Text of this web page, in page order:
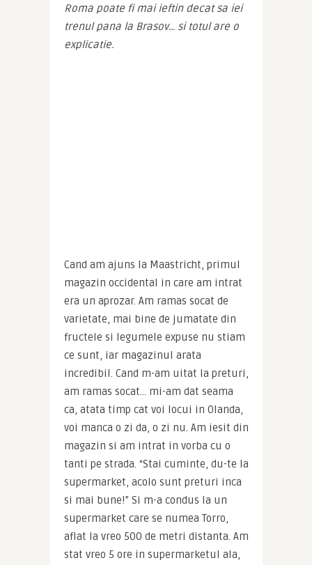
Roma poate fi mai ieftin decat sa iei
trenul pana la Brasov… si totul are o
explicatie.
Cand am ajuns la Maastricht, primul
magazin occidental in care am intrat
era un aprozar. Am ramas socat de
varietate, mai bine de jumatate din
fructele si legumele expuse nu stiam
ce sunt, iar magazinul arata
incredibil. Cand m-am uitat la preturi,
am ramas socat… mi-am dat seama
ca, atata timp cat voi locui in Olanda,
voi manca o zi da, o zi nu. Am iesit din
magazin si am intrat in vorba cu o
tanti pe strada. “Stai cuminte, du-te la
supermarket, acolo sunt preturi inca
si mai bune!” Si m-a condus la un
supermarket care se numea Torro,
aflat la vreo 500 de metri distanta. Am
stat vreo 5 ore in supermarketul ala,